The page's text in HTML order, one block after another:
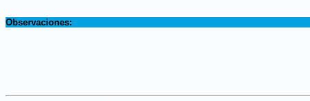
Observaciones: